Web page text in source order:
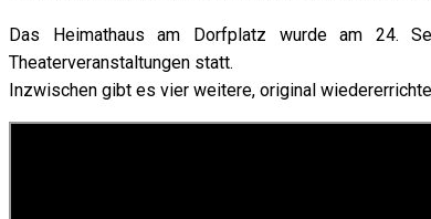
Das Heimathaus am Dorfplatz wurde am 24.
Theaterveranstaltungen statt.
Inzwischen gibt es vier weitere, original